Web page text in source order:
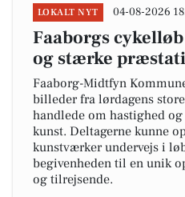
LOKALT NYT 04-08-2026
Faaborgs
og stærke
Faaborg-Midtfyn
billeder fra lørdagens
handlede om hastighed
kunst. Deltagerne kunne
kunstværker undervejs i
begivenheden til en unik
og tilrejsende.